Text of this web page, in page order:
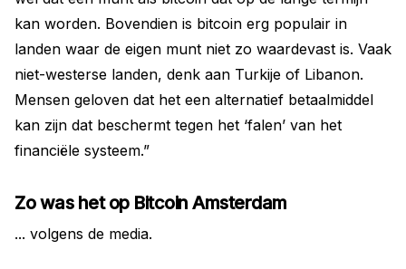
kan worden. Bovendien is bitcoin erg populair in
landen waar de eigen munt niet zo waardevast is. Vaak
niet-westerse landen, denk aan Turkije of Libanon.
Mensen geloven dat het een alternatief betaalmiddel
kan zijn dat beschermt tegen het ‘falen’ van het
financiële systeem.”
Zo was het op Bitcoin Amsterdam
... volgens de media.